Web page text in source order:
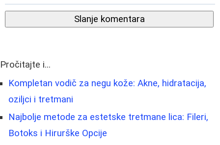
Slanje komentara
Pročitajte i...
Kompletan vodič za negu kože: Akne, hidratacija,
oziljci i tretmani
Najbolje metode za estetske tretmane lica: Fileri,
Botoks i Hirurške Opcije